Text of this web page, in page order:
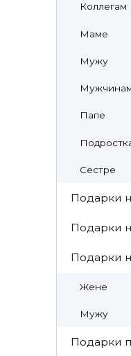
Коллегам
Маме
Мужу
Папе
Сестре
Подарки
Подарки
Подарки
Жене
Мужу
Подарки